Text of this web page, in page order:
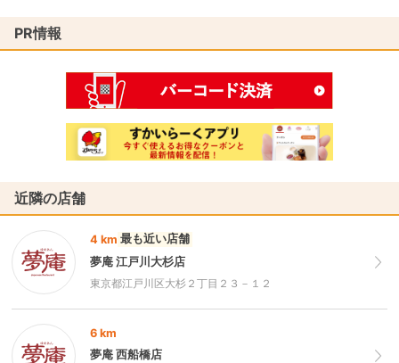
PR情報
近隣の店舗
4 km 最も近い店舗
夢庵 江戸川大杉店
東京都江戸川区大杉２丁目２３－１２
6 km
夢庵 西船橋店